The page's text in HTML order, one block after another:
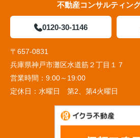
不動産コンサルティン
0120-30-1146
〒657-0831
兵庫県神戸市灘区水道筋２丁目１７
営業時間： 9:00～19:00
定休日： 水曜日 第2、第4火曜日